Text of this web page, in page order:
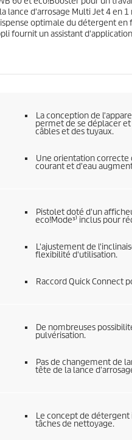
v
i
s
d'arrosage Multi Jet 4
optimale du détergent
fournit un assistant
La conception de
permet de se déplacer
câbles et des tuyaux.
Une orientation correcte
courant et d'eau
Pistolet doté d'un
eco!Mode³⁾ inclus pour
L'ajustement de
flexibilité d'utilisation.
RaccordQuick Connect
De nombreuses
pulvérisation.
Pas de changement de
tête de la lance
Le concept de
tâches de nettoyage.